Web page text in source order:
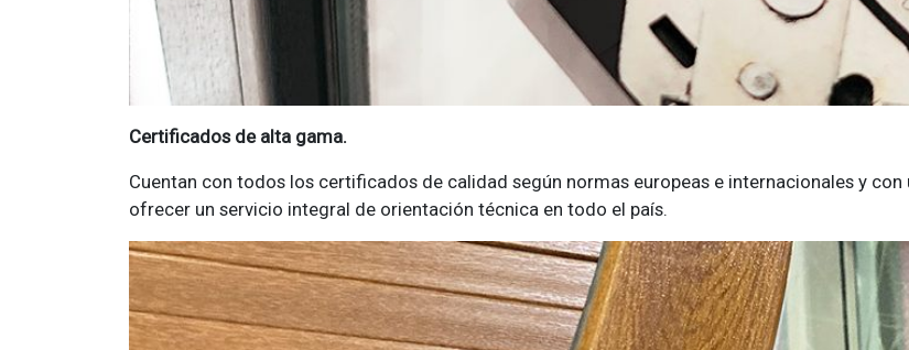
Certificados de alta gama.
Cuentan con todos los certificados de calidad según normas europeas e internacionales y
ofrecer un servicio integral de orientación técnica en todo el país.